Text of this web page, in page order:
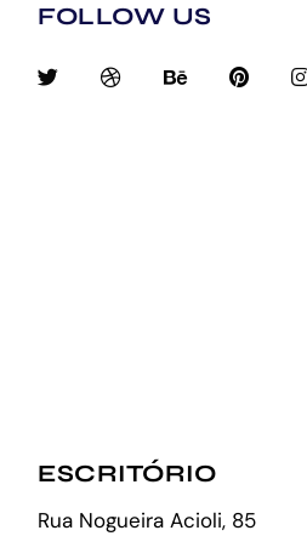
FOLLOW US
ESCRITÓRIO
Rua Nogueira Acioli, 85